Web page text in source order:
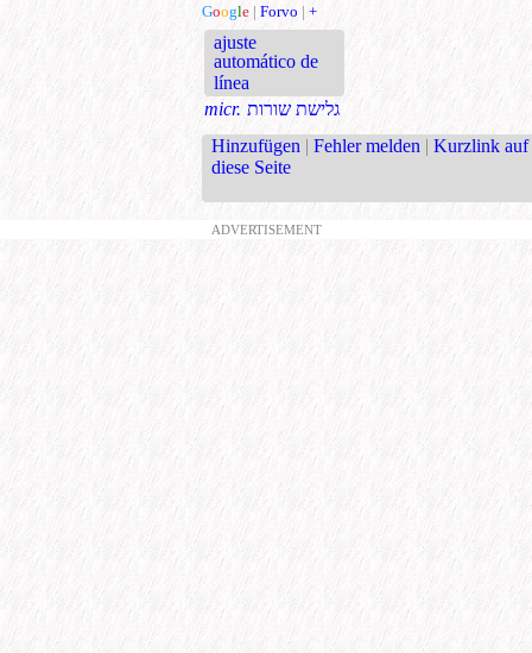
Google | Forvo | +
ajuste
automático de
línea
micr. גלישת שורות
Hinzufügen | Fehler melden | Kurzlink auf
diese Seite
ADVERTISEMENT